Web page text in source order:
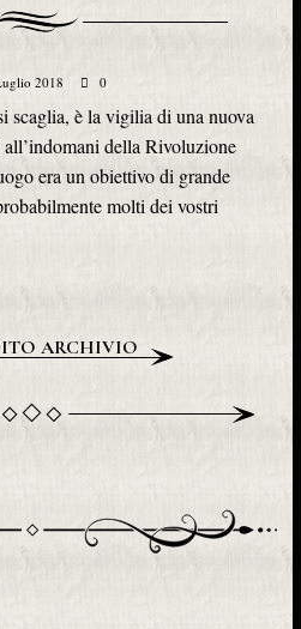
2018 0
scaglia, è la vigilia di una nuova
della Rivoluzione
era un obiettivo di grande
molti dei vostri
ARCHIVIO